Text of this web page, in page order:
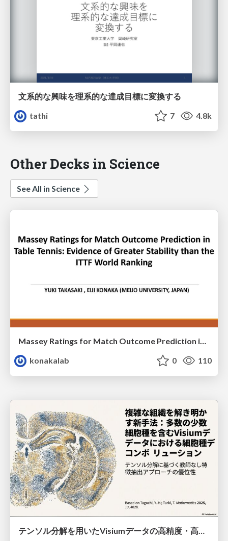
文系的な興味を理系的な達成目標に変換する
tathi
7 4.8k
Other Decks in Science
See All in Science
konakalab
0 110
テンソル分解を用いたVisiumデータの高精度・高速デコンボリューション手法